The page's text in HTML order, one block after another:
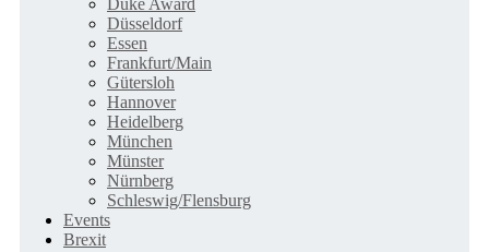
Duke Award
Düsseldorf
Essen
Frankfurt/Main
Gütersloh
Hannover
Heidelberg
München
Münster
Nürnberg
Schleswig/Flensburg
Events
Brexit